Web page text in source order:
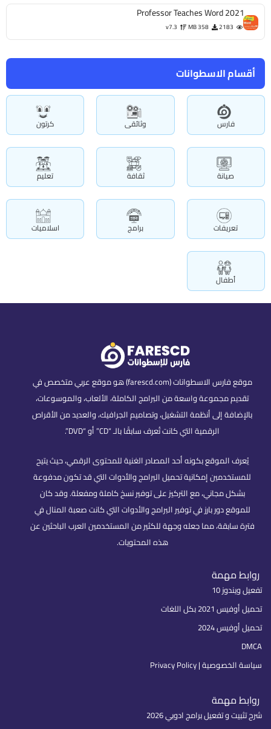
أقسام الاسطوانات
فارس وثائقى كرتون
صيانة ثقافة تعليم
تعريفات برامج اسلاميات
أطفال
Professor Teaches Word 2021
2183
358 MB
v7.3
موقع فارس الاسطوانات (farescd.com) هو موقع عربي متخصص في
تقديم مجموعة واسعة من البرامج الكاملة، الألعاب، والموسوعات،
بالإضافة إلى أنظمة التشغيل، وتصاميم الجرافيك، والعديد من الأقراص
الرقمية التي كانت تُعرف سابقًا بالـ “CD” أو “DVD”.
يُعرف الموقع بكونه أحد المصادر الغنية للمحتوى الرقمي، حيث يتيح
للمستخدمين إمكانية تحميل البرامج والأدوات التي قد تكون مدفوعة
بشكل مجاني، مع التركيز على توفير نسخ كاملة ومفعلة. وقد كان
للموقع دور بارز في توفير البرامج والأدوات التي كانت صعبة المنال في
فترة سابقة، مما جعله وجهة للكثير من المستخدمين العرب الباحثين عن
هذه المحتويات.
روابط مهمة
تفعيل ويندوز 10
تحميل أوفيس 2021 بكل اللغات
تحميل أوفيس 2024
DMCA
سياسة الخصوصية | Privacy Policy
روابط مهمة
شرح تثبيت و تفعيل برامج ادوبي 2026